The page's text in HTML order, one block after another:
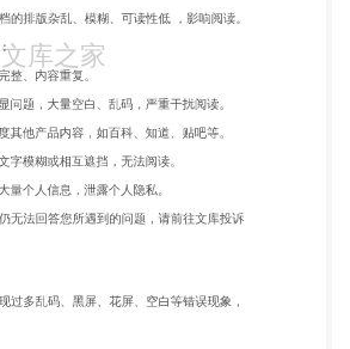
，请前往文库投诉 中心进行反
标题、简介不合规范 文档标题、简
文档&视频所包含的主要的 内容。
笼统或无关：文档&视频标题、简
频内容所包含的主题，避免过于
联。 2.文档&视频标题、简介中
）信息，如 网址、QQ、手机号
档须有明确的标题，指明对应题
。 （若以上内容仍无法回答您所